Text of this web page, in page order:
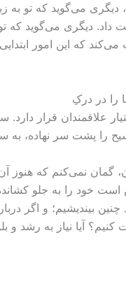
می‌گوید که تو به
دیگری می‌گوید که تو
می‌کند که این امور
را در درکِ
علاقمندان قرار دارد.
را پشت سر نهاده،
نمی‌کنم که هنوز
خود را به جلو
بیندیشیم؛ و اگر
متوجه هستیم که باید به جلو